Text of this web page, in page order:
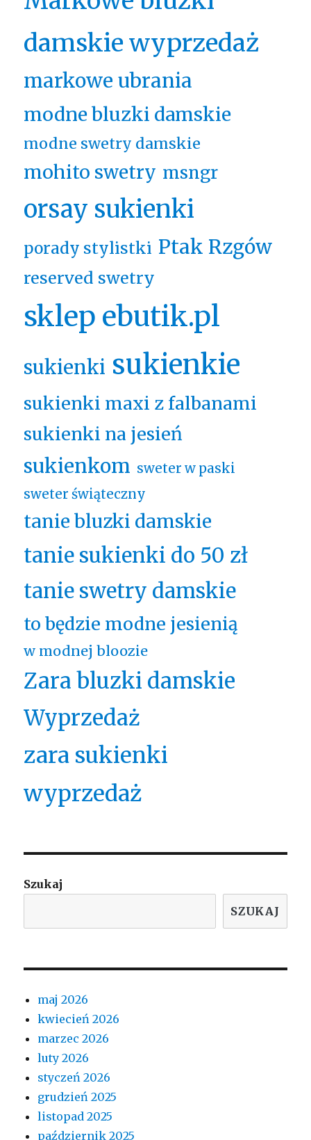
damskie wyprzedaż
markowe ubrania
modne bluzki damskie
modne swetry damskie
mohito swetry msngr
orsay sukienki
porady stylistki Ptak Rzgów
reserved swetry
sklep ebutik.pl
sukienki sukienkie
sukienki maxi z falbanami
sukienki na jesień
sukienkom sweter w paski
sweter świąteczny
tanie bluzki damskie
tanie sukienki do 50 zł
tanie swetry damskie
to będzie modne jesienią
w modnej bloozie
Zara bluzki damskie
Wyprzedaż
zara sukienki
wyprzedaż
Szukaj
SZUKAJ
maj 2026
kwiecień 2026
marzec 2026
luty 2026
styczeń 2026
grudzień 2025
listopad 2025
październik 2025